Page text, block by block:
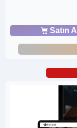
Satın Al